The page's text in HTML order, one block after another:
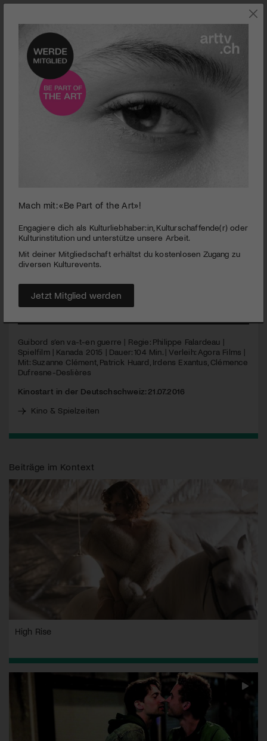
seconds
minutes,
seconds
Guibord s'en va-t-en guerre
PUBLIZIERT AM 21. JULI 2016
riesigen Wahlkreis im Norden Quebecs vertritt. Zu seinem
grossen Leidwesen wird der Politiker bei einer Abstimmung
Kanada an einem Kriegseinsatz im Nahen Osten beteiligen?
MEHR
Guibord s’en va-t-en guerre | Regie: Philippe Falardeau |
Spielfilm | Kanada 2015 | Dauer: 104 Min. | Verleih: Agora Films |
Mit: Suzanne Clément, Patrick Huard, Irdens Exantus, Clémence
Dufresne-Deslières
Kinostart in der Deutschschweiz: 21.07.2016
Kino & Spielzeiten
Beiträge im Kontext
High Rise
Mach mit: «Be Part of the Art»!
Engagiere dich als Kulturliebhaber:in, Kulturschaffende(r) oder
Kulturinstitution und unterstütze unsere Arbeit.
Mit deiner Mitgliedschaft erhältst du kostenlosen Zugang zu
diversen Kulturevents.
Jetzt Mitglied werden